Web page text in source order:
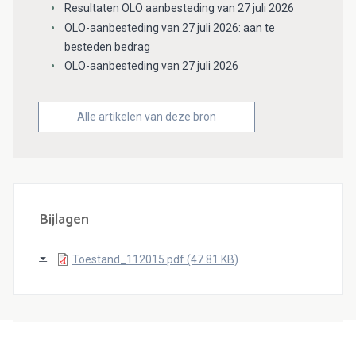
Resultaten OLO aanbesteding van 27 juli 2026
OLO-aanbesteding van 27 juli 2026: aan te
besteden bedrag
OLO-aanbesteding van 27 juli 2026
Alle artikelen van deze bron
Bijlagen
Toestand_112015.pdf (47.81 KB)